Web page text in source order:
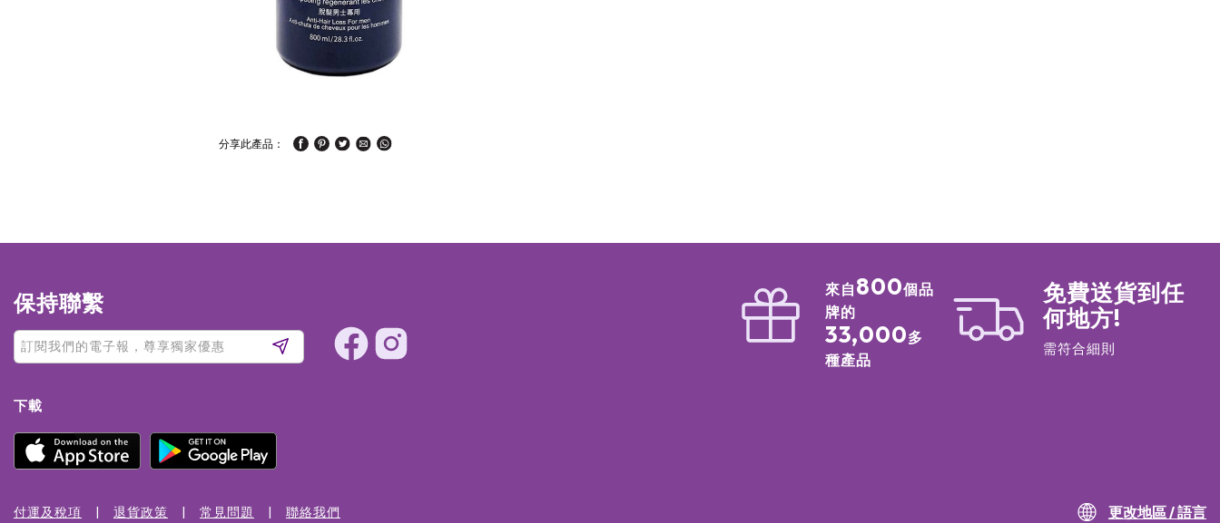
分享此產品：
保持聯繫
下載
來自 800個品
牌的
33,000多
種產品
免費送貨到任
何地方!
需符合細則
付運及稅項 退貨政策 常見問題 聯絡我們 更改地區 / 語言